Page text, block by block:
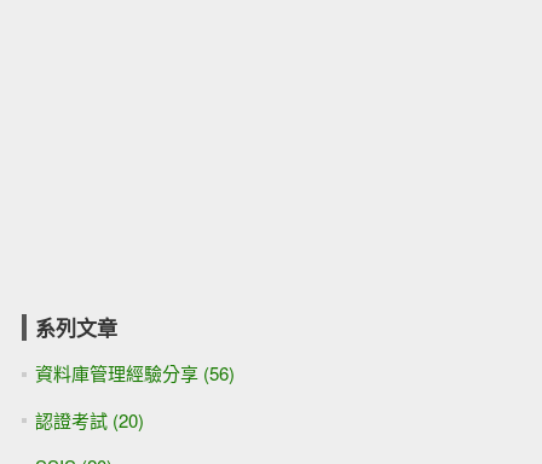
系列文章
資料庫管理經驗分享 (56)
認證考試 (20)